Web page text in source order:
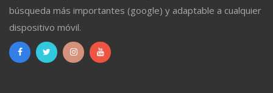
búsqueda más importantes (google) y adaptable a cualquier
dispositivo móvil.